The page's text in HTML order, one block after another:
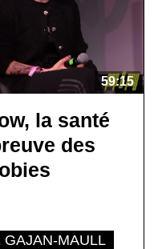
59:15
la santé
des
GAJAN-MAULL